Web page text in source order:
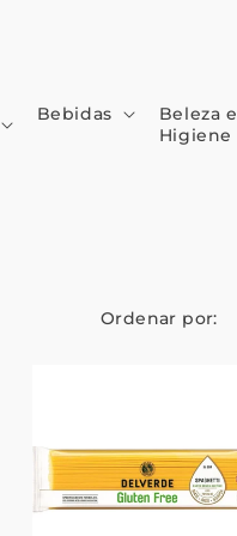
Bebidas
Beleza e
Higiene
Ordenar por: